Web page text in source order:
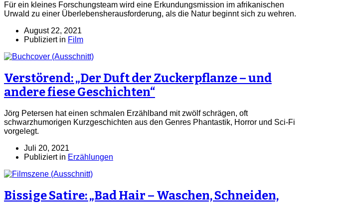
Für ein kleines Forschungsteam wird eine Erkundungsmission im afrikanischen
Urwald zu einer Überlebensherausforderung, als die Natur beginnt sich zu wehren.
August 22, 2021
Publiziert in Film
Verstörend: „Der Duft der Zuckerpflanze – und
andere fiese Geschichten“
Jörg Petersen hat einen schmalen Erzählband mit zwölf schrägen, oft
schwarzhumorigen Kurzgeschichten aus den Genres Phantastik, Horror und Sci-Fi
vorgelegt.
Juli 20, 2021
Publiziert in Erzählungen
Bissige Satire: „Bad Hair – Waschen, Schneiden,